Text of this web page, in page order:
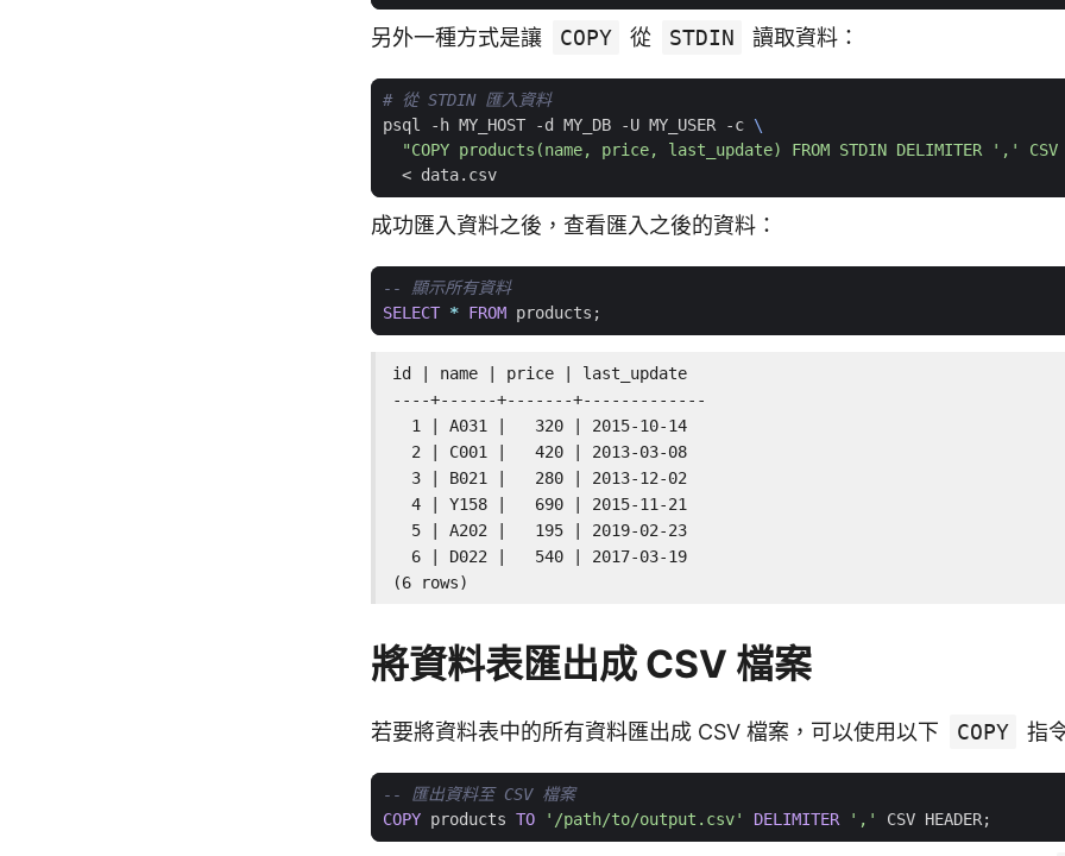
另外一種方式是讓 COPY 從 STDIN 讀取資料：
# 從 STDIN 匯入資料
psql -h MY_HOST -d MY_DB -U MY_USER -c
"COPY products(name, price, last_update) FROM STDIN DELIMITER ',' CSV
成功匯入資料之後，查看匯入之後的資料：
SELECT * FROM products ;
id | name | price | last_update
----+------+-------+-------------
  1 | A031 |   320 | 2015-10-14
  2 | C001 |   420 | 2013-03-08
  3 | B021 |   280 | 2013-12-02
  4 | Y158 |   690 | 2015-11-21
  5 | A202 |   195 | 2019-02-23
  6 | D022 |   540 | 2017-03-19
(6 rows)
將資料表匯出成 CSV 檔案
若要將資料表中的所有資料匯出成 CSV 檔案，可以使用以下 COPY 指
COPY products TO '/path/to/output.csv' DELIMITER ',' CSV HEADER;